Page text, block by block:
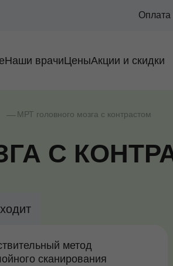
Оплата
Наши врачиЦеныАкции и скидки
МРТ головного мозга с контрастом
С
метод
сканирования